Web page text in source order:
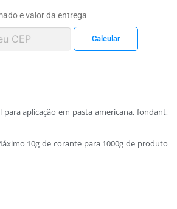
e valor da entrega
para aplicação em pasta americana, fondant,
10g de corante para 1000g de produto